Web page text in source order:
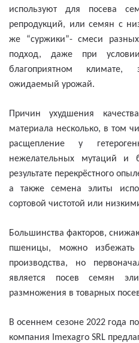
используют для посева
репродукций, или семян с
же “суржики”- смеси
подход, даже при
благоприятном климате,
ожидаемый урожай.
Причин ухудшения
материала несколько, в том
расщепление у
нежелательных мутаций и
результате перекрёстного
а также семена элиты
сортовой чистотой или
Большинства факторов,
пшеницы, можно избежать
производства, но
является посев семян
размножения в товарных
В осеннем сезоне 2022 года
компания Imexagro SRL